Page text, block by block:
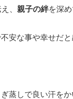
、 親子の絆を深
安な事や幸せだ
蒸しで良い汗を